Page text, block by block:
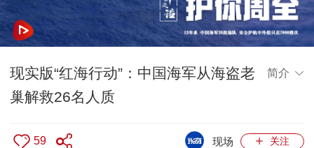
现实版“红海行动”：中国海军从海盗老
巢解救26名人质
简介
59 关注
现场